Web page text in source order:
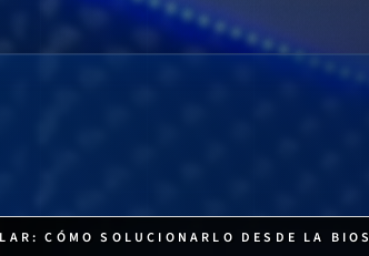
CÓMO SOLUCIONARLO DESDE LA BIOS